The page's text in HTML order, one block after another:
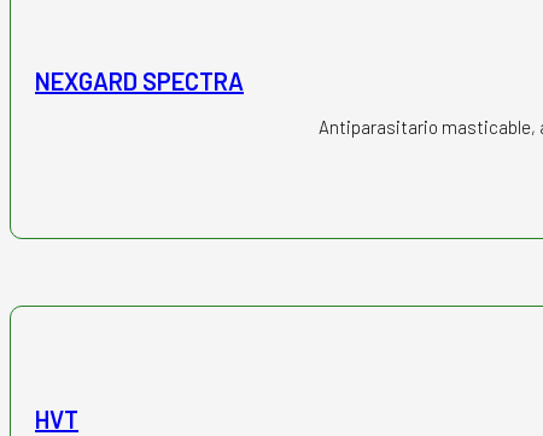
NEXGARD SPECTRA
Antiparasitario masticable,
HVT